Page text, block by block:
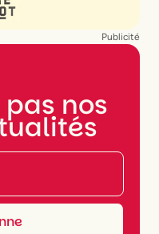
Publicité
nos